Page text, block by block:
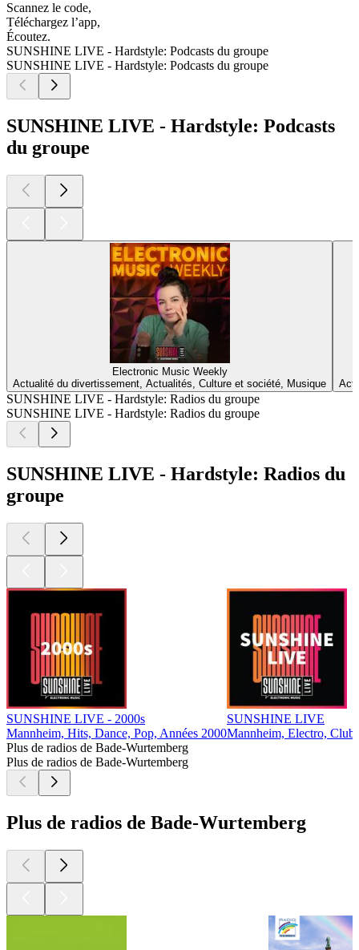
Scannez le code,
Téléchargez l’app,
Écoutez.
SUNSHINE LIVE - Hardstyle: Podcasts du groupe
SUNSHINE LIVE - Hardstyle: Podcasts du groupe
SUNSHINE LIVE - Hardstyle: Podcasts
du groupe
Electronic Music Weekly
Actualité du divertissement, Actualités, Culture et société, Musique
SUNSHINE LIVE - Hardstyle: Radios du groupe
SUNSHINE LIVE - Hardstyle: Radios du groupe
SUNSHINE LIVE - Hardstyle: Radios du
groupe
SUNSHINE LIVE - 2000s
Mannheim, Hits, Dance, Pop, Années 2000
SUNSHINE LIVE
Mannheim, Electro,
Plus de radios de Bade-Wurtemberg
Plus de radios de Bade-Wurtemberg
Plus de radios de Bade-Wurtemberg